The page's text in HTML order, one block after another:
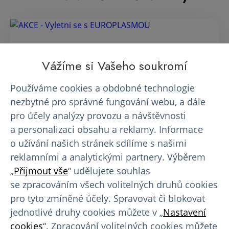
Vyrazte za svými letními zážitky s dobrým pocitem
a navíc i novými slunečními brýlemi!
17. 07. 2026
5 důvodů, proč se před prvním
odběrem…
Vážíme si Vašeho soukromí
Používáme cookies a obdobné technologie
nezbytné pro správné fungování webu, a dále
pro účely analýzy provozu a návštěvnosti
a personalizaci obsahu a reklamy. Informace
o užívání našich stránek sdílíme s našimi
reklamními a analytickými partnery. Výběrem
„Přijmout vše“ udělujete souhlas
se zpracováním všech volitelných druhů cookies
pro tyto zmíněné účely. Spravovat či blokovat
jednotlivé druhy cookies můžete v „Nastavení
cookies“. Zpracování volitelných cookies můžete